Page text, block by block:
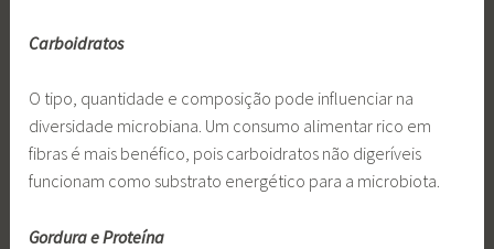
Carboidratos
O tipo, quantidade e composição pode influenciar na
diversidade microbiana. Um consumo alimentar rico em
fibras é mais benéfico, pois carboidratos não digeríveis
funcionam como substrato energético para a microbiota.
Gordura e Proteína